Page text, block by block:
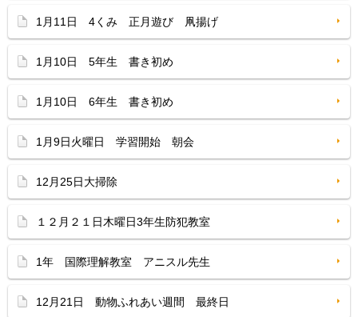
1月11日 4くみ 正月遊び 凧揚げ
1月10日 5年生 書き初め
1月10日 6年生 書き初め
1月9日火曜日 学習開始 朝会
12月25日大掃除
１２月２１日木曜日3年生防犯教室
1年 国際理解教室 アニスル先生
12月21日 動物ふれあい週間 最終日